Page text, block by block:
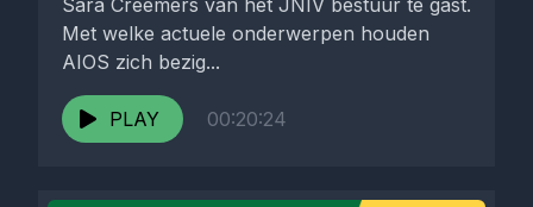
Sara Creemers van het JNIV bestuur te gast.
Met welke actuele onderwerpen houden
AIOS zich bezig...
PLAY 00:20:24